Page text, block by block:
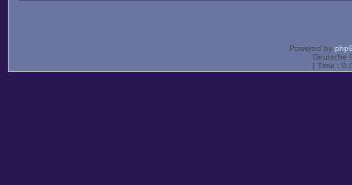
Powered by
Deutsche
[ Time :